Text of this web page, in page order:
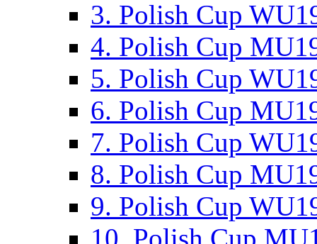
3. Polish Cup
4. Polish Cup
5. Polish Cup
6. Polish Cup
7. Polish Cup
8. Polish Cup
9. Polish Cup
10. Polish Cup